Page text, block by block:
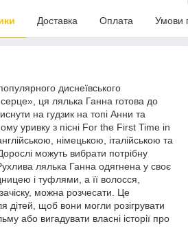
Доставка Оплата Умови
диснеївського
ця лялька Ганна готова до
на гудзик на топі Анни та
уривку з пісні For the First Time in
німецькою, італійською та
можуть вибрати потрібну
лялька Ганна одягнена у своє
і туфлями, а її волосся,
можна розчесати. Це
дітей, щоб вони могли розігрувати
або вигадувати власні історії про